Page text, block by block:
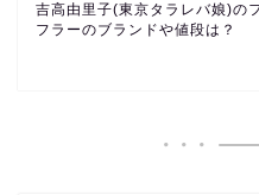
吉高由里子(東京タラレバ娘)の
フラーのブランドや値段は？